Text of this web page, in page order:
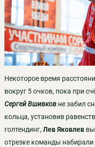
Некоторое время
вокруг 5 очков, пока при
Сергей Вшивковне забил
кольца, установив
голтендинг, Лев Яковлев
отрезке команды